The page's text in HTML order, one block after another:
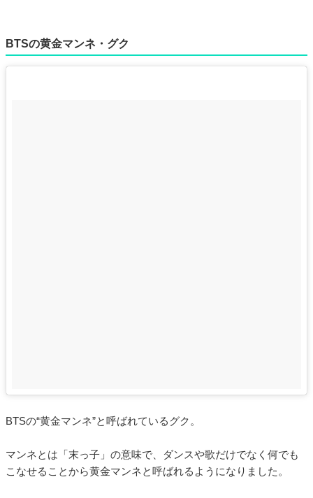
BTSの黄金マンネ・グク
BTSの“黄金マンネ”と呼ばれているグク。
マンネとは「末っ子」の意味で、ダンスや歌だけでなく何でも
こなせることから黄金マンネと呼ばれるようになりました。